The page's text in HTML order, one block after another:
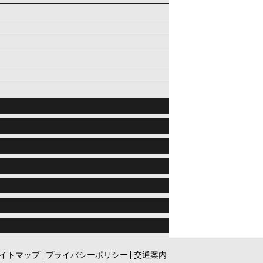
トマップ プライバシーポリシー 交通案内